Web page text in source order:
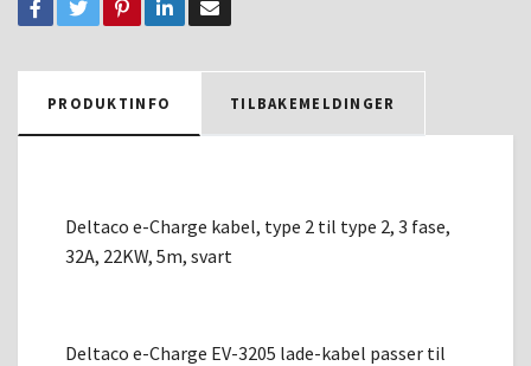
PRODUKTINFO TILBAKEMELDINGER
Deltaco e-Charge kabel, type 2 til type 2, 3 fase,
32A, 22KW, 5m, svart
Deltaco e-Charge EV-3205 lade-kabel passer til